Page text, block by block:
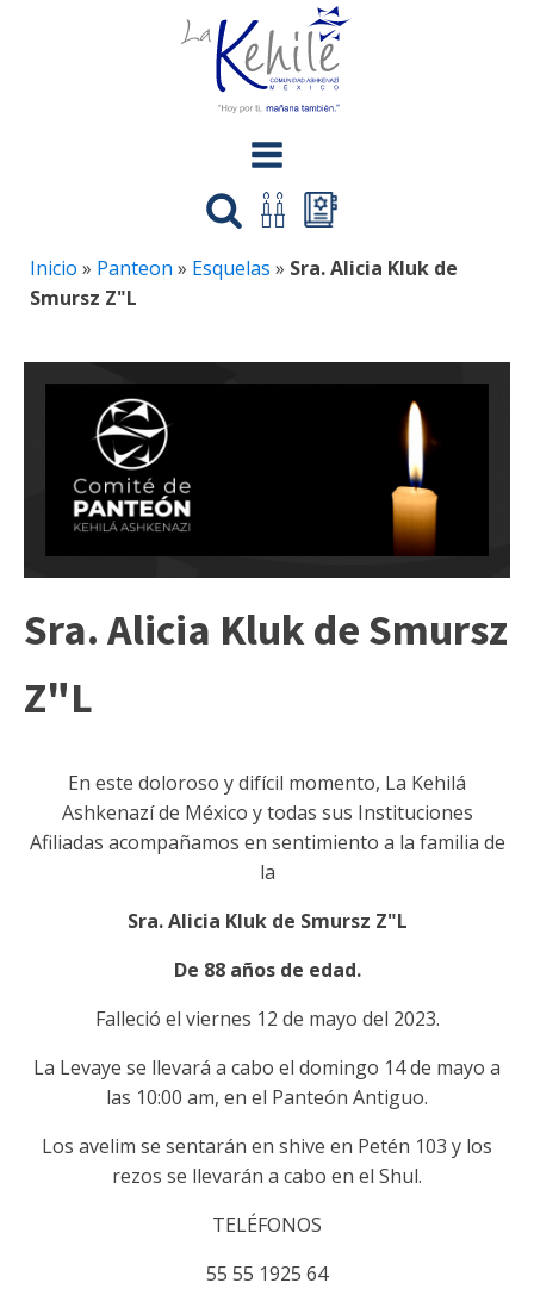
Inicio » Panteon » Esquelas » Sra. Alicia Kluk de
Smursz Z"L
Sra. Alicia Kluk de Smursz
Z"L
En este doloroso y difícil momento, La Kehilá
Ashkenazí de México y todas sus Instituciones
Afiliadas acompañamos en sentimiento a la familia de
la
Sra. Alicia Kluk de Smursz Z"L
De 88 años de edad.
Falleció el viernes 12 de mayo del 2023.
La Levaye se llevará a cabo el domingo 14 de mayo a
las 10:00 am, en el Panteón Antiguo.
Los avelim se sentarán en shive en Petén 103 y los
rezos se llevarán a cabo en el Shul.
TELÉFONOS
55 55 1925 64